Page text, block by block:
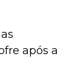
após a